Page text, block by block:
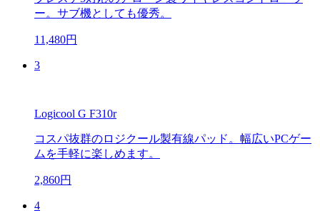
ー。サブ機としても優秀。
11,480円
3
Logicool G F310r
コスパ抜群のロジクール製有線パッド。幅広いPCゲー
ムを手軽に楽しめます。
2,860円
4